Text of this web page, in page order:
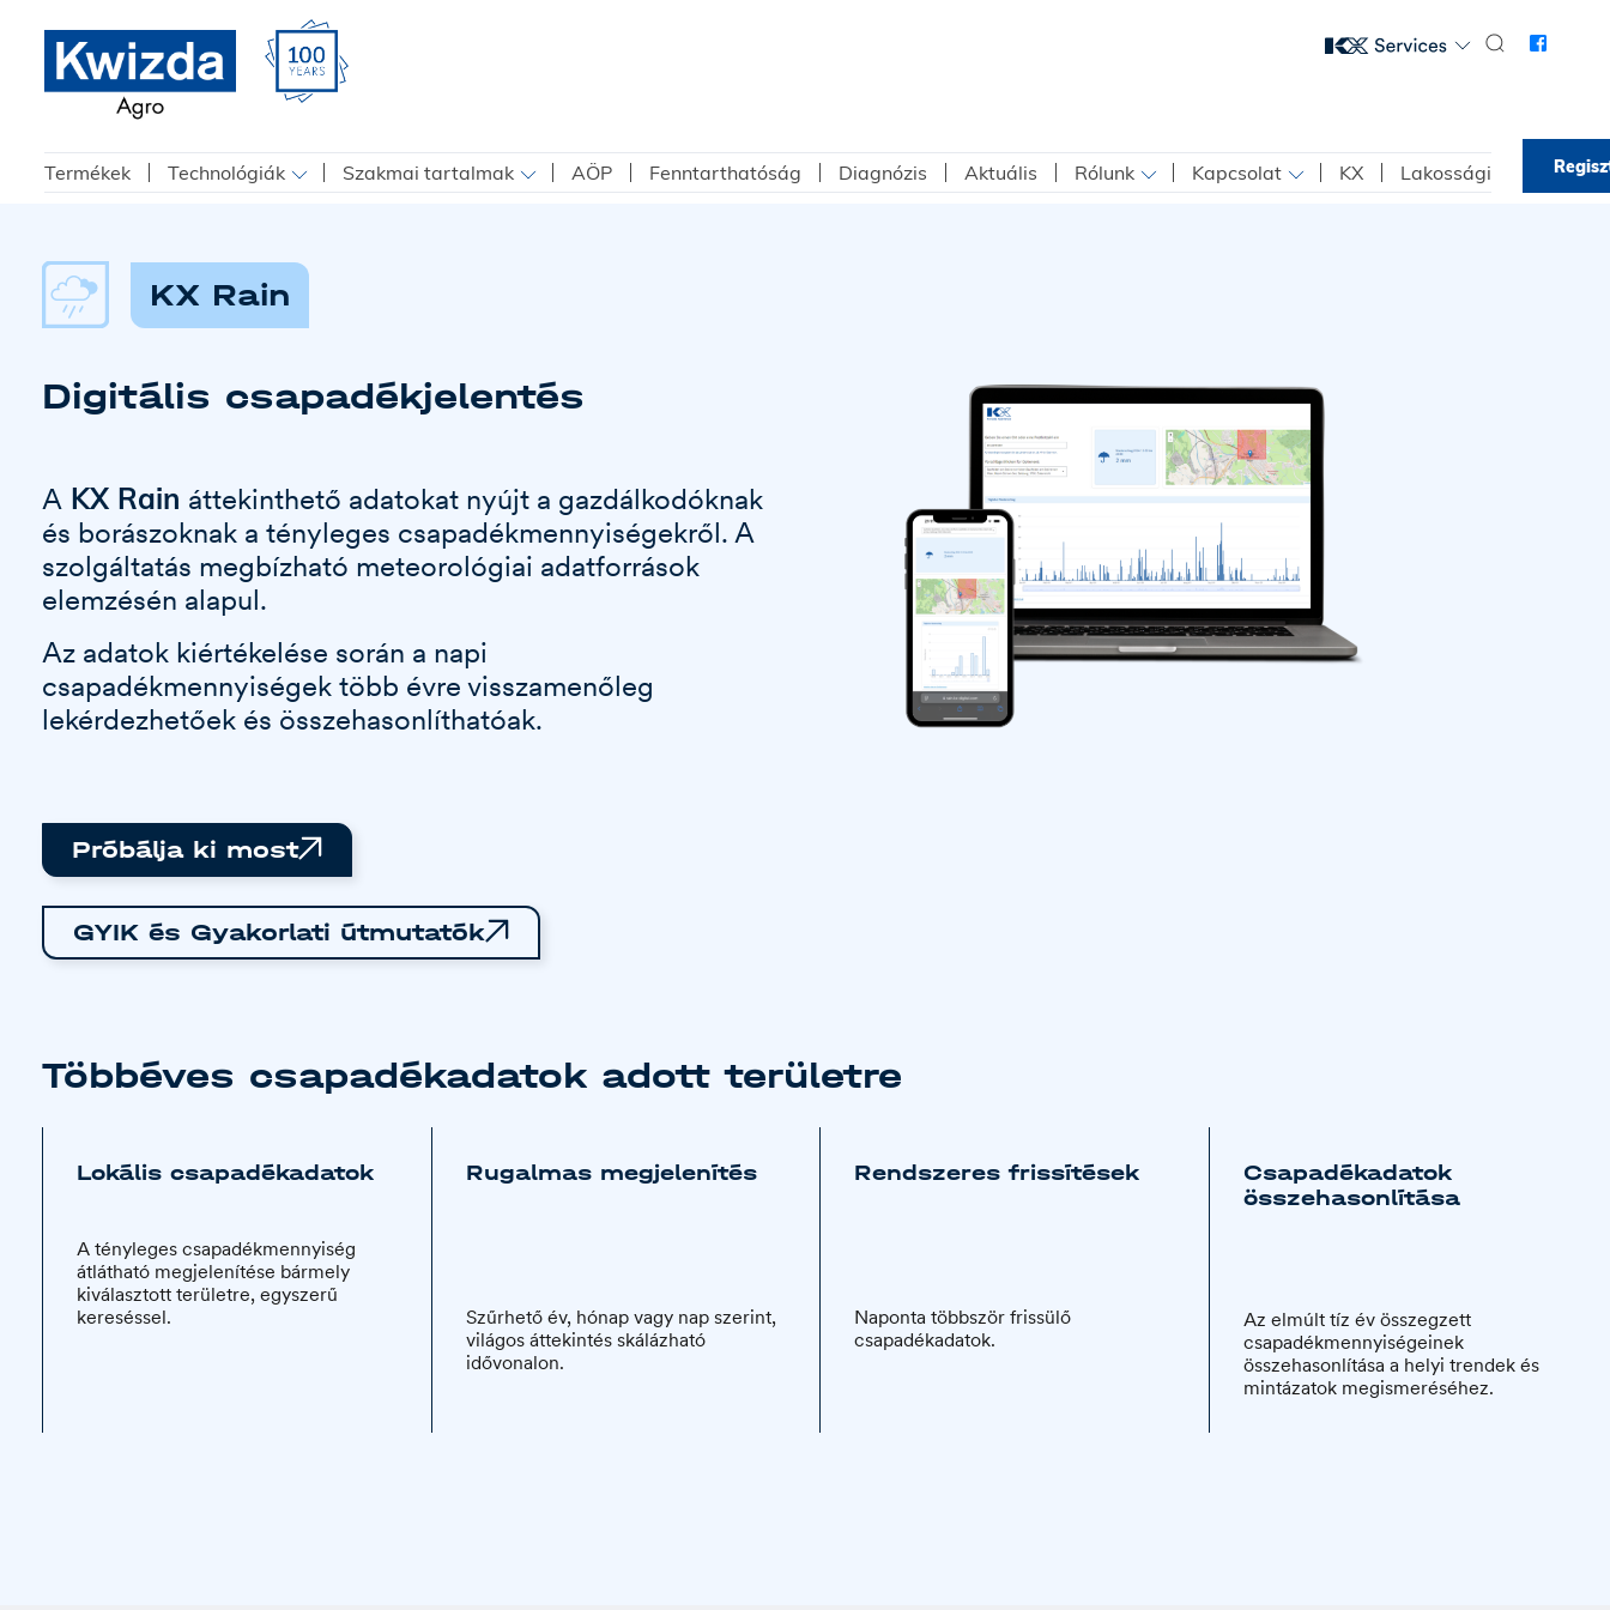
Termékek Technológiák Szakmai tartalmak AÖP Fenntarthatóság Diagnózis Aktuális Rólunk Kapcsolat KX Lakossági
KX Rain
Digitális csapadékjelentés
A KX Rain áttekinthető adatokat nyújt a gazdálkodóknak
és borászoknak a tényleges csapadékmennyiségekről. A
szolgáltatás megbízható meteorológiai adatforrások
elemzésén alapul.
Az adatok kiértékelése során a napi
csapadékmennyiségek több évre visszamenőleg
lekérdezhetőek és összehasonlíthatóak.
Próbálja ki most
GYIK és Gyakorlati útmutatók
Többéves csapadékadatok adott területre
Lokális csapadékadatok
A tényleges csapadékmennyiség
átlátható megjelenítése bármely
kiválasztott területre, egyszerű
kereséssel.
Rugalmas megjelenítés
Szűrhető év, hónap vagy nap szerint,
világos áttekintés skálázható
idővonalon.
Rendszeres frissítések
Naponta többször frissülő
csapadékadatok.
Csapadékadatok
összehasonlítása
Az elmúlt tíz év összegzett
csapadékmennyiségeinek
összehasonlítása a helyi trendek és
mintázatok megismeréséhez.